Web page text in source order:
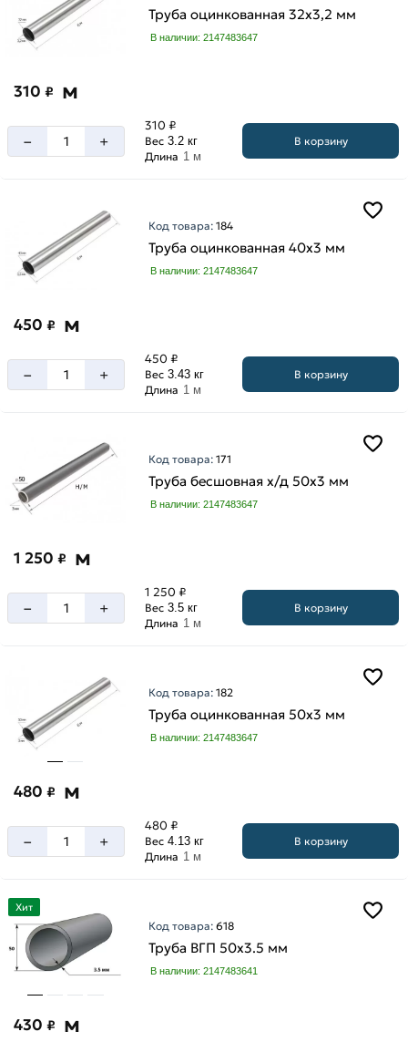
Труба оцинкованная 32х3,2 мм
В наличии: 2147483647
310 ₽ м
– +
310 ₽
Вес 3.2 кг
Длина 1 м
В корзину
Код товара:184
Труба оцинкованная 40х3 мм
В наличии: 2147483647
450 ₽ м
– +
450 ₽
Вес 3.43 кг
Длина 1 м
В корзину
Код товара:171
Труба бесшовная х/д 50х3 мм
В наличии: 2147483647
1 250 ₽ м
– +
1 250 ₽
Вес 3.5 кг
Длина 1 м
В корзину
Код товара:182
Труба оцинкованная 50х3 мм
В наличии: 2147483647
480 ₽ м
– +
480 ₽
Вес 4.13 кг
Длина 1 м
В корзину
Хит
Код товара:618
Труба ВГП 50х3.5 мм
В наличии: 2147483641
430 ₽ м